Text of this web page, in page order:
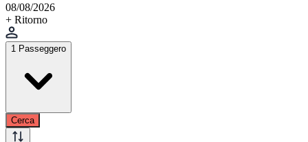
08/08/2026
+ Ritorno
1 Passeggero
Cerca